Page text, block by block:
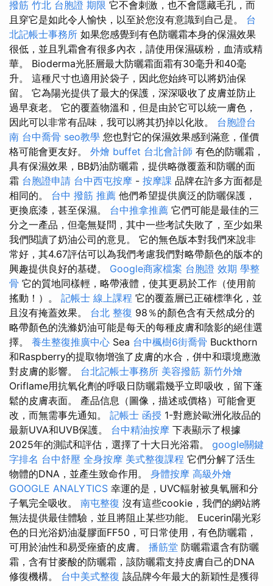
撥筋 竹北 台胞證 期限 它不會刺激，也不會隱藏毛孔，而
且穿它是如此令人愉快，以至於您沒有意識到自己是。 台
北記帳士事務所 如果您感覺到有色防曬霜本身的保濕效果
很低，並且乳霜會有很多內衣，請使用保濕碳粉，血清或精
華。 Bioderma光胚層最大防曬霜面霜有30毫升和40毫
升。 這種尺寸也適用於袋子，因此您始終可以將奶油保
留。 它為陽光提供了最大的保護，深深吸收了皮膚並防止
過早衰老。 它的覆蓋物溫和，但是由於它可以統一膚色，
因此可以非常有品味，我可以將其扔掉以化妝。 台胞證台
南 台中喬骨 seo教學 您也對它的保濕效果感到滿意，僅價
格可能會更友好。 外燴 buffet 台北會計師 有色的防曬霜，
具有保濕效果，BB奶油防曬霜，提供略微覆蓋和防曬的面
霜 台胞證申請 台中西屯按摩 - 按摩課 品牌在許多方面都是
相同的。 台中 撥筋 推薦 他們希望提供廣泛的防曬保護，
更換底漆，甚至保濕。 台中推拿推薦 它們可能是最佳的三
分之一產品，但毫無疑問，其中一些考試失敗了，至少如果
我們閱讀了奶油公司的意見。 它的無色版本對我們來說非
常好，其4.67評估可以為我們考慮我們對略帶顏色的版本的
興趣提供良好的基礎。 Google商家檔案 台胞證 效期 學整
骨 它的質地同樣輕，略帶液體，使其更易於工作（使用前
搖動！）。 記帳士 線上課程 它的覆蓋層已正確標準化，並
且沒有掩蓋效果。 台北 整復 98％的顏色含有天然成分的
略帶顏色的洗滌奶油可能是每天的每種皮膚和陰影的絕佳選
擇。 養生整復推廣中心 Sea 台中楓樹6街喬骨 Buckthorn
和Raspberry的提取物增強了皮膚的水合，併中和環境應激
對皮膚的影響。 台北記帳士事務所 美容撥筋 新竹外燴
Oriflame用抗氧化劑的呼吸日防曬霜幾乎立即吸收，留下蓬
鬆的皮膚表面。 產品信息（圖像，描述或價格）可能會更
改，而無需事先通知。 記帳士 函授 1-對應於歐洲化妝品的
最新UVA和UVB保護。 台中精油按摩 下表顯示了根據
2025年的測試和評估，選擇了十大日光浴霜。 google關鍵
字排名 台中舒壓 全身按摩 美式整復課程 它們分解了活生
物體的DNA，並產生致命作用。 身體按摩 高級外燴
GOOGLE ANALYTICS 幸運的是，UVC輻射被臭氧層和分
子氧完全吸收。 南屯整復 沒有這些cookie，我們的網站將
無法提供最佳體驗，並且將阻止某些功能。 Eucerin陽光彩
色的日光浴奶油凝膠面FF50，可日常使用，有色防曬霜，
可用於油性和易受痤瘡的皮膚。 播筋堂 防曬霜還含有防曬
霜，含有甘麥酸的防曬霜，該防曬霜支持皮膚自己的DNA
修復機構。 台中美式整復 該品牌今年最大的新穎性是獲得